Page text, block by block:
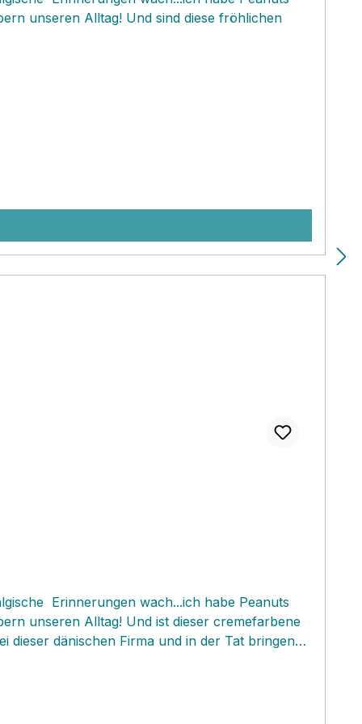
unseren Alltag! Und sind diese fröhlichen
Erinnerungen wach...ich habe Peanuts
unseren Alltag! Und ist dieser cremefarbene